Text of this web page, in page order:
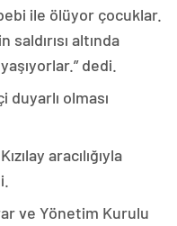
ile ölüyor çocuklar.
altında
dedi.
duyarlı olması
aracılığıyla
ve Yönetim Kurulu